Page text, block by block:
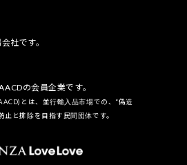
社です。
の会員企業です。
とは、並行輸入品市場での、“偽造
止と排除を目指す民間団体です。